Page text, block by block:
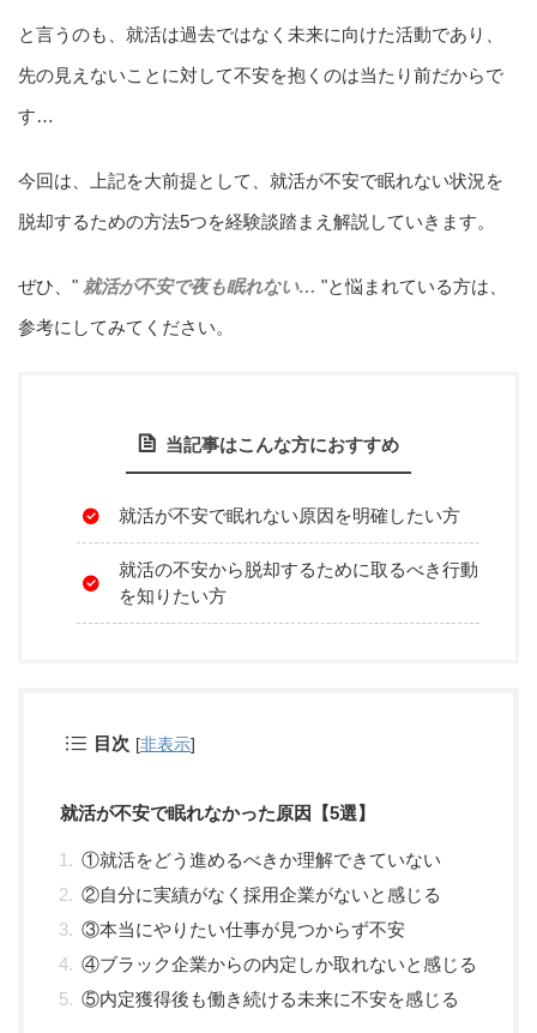
と言うのも、就活は過去ではなく未来に向けた活動であり、
先の見えないことに対して不安を抱くのは当たり前だからで
す…
今回は、上記を大前提として、就活が不安で眠れない状況を
脱却するための方法5つを経験談踏まえ解説していきます。
ぜひ、" 就活が不安で夜も眠れない… "と悩まれている方は、
参考にしてみてください。
当記事はこんな方におすすめ
就活が不安で眠れない原因を明確したい方
就活の不安から脱却するために取るべき行動
を知りたい方
目次 [非表示]
就活が不安で眠れなかった原因【5選】
①就活をどう進めるべきか理解できていない
②自分に実績がなく採用企業がないと感じる
③本当にやりたい仕事が見つからず不安
④ブラック企業からの内定しか取れないと感じる
⑤内定獲得後も働き続ける未来に不安を感じる